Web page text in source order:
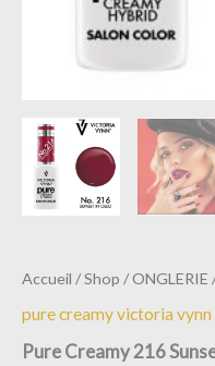
Accueil /Shop /ONGLERIE
pure creamy victoria vynn
Pure Creamy 216